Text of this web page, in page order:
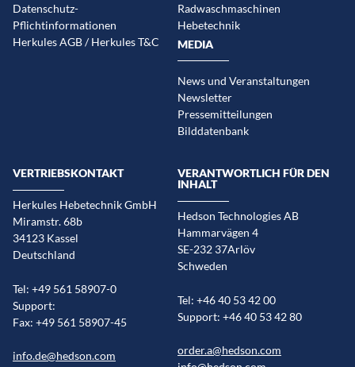
Datenschutz-
Pflichtinformationen
Herkules AGB / Herkules T&C
Radwaschmaschinen
Hebetechnik
MEDIA
News und Veranstaltungen
Newsletter
Pressemitteilungen
Bilddatenbank
VERTRIEBSKONTAKT
Herkules Hebetechnik GmbH
Miramstr. 68b
34123 Kassel
Deutschland
Tel: +49 561 58907-0
Support:
Fax: +49 561 58907-45
info.de@hedson.com
VERANTWORTLICH FÜR DEN
INHALT
Hedson Technologies AB
Hammarvägen 4
SE-232 37Arlöv
Schweden
Tel: +46 40 53 42 00
Support: +46 40 53 42 80
order.a@hedson.com